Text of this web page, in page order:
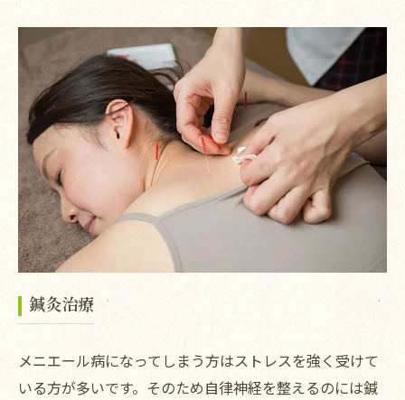
鍼灸治療
メニエール病になってしまう方はストレスを強く受けて
いる方が多いです。そのため自律神経を整えるのには鍼